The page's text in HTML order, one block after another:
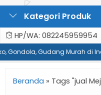
Kategori Produk
HP/WA: 082245959954
Gondola, Gudang Murah di
Beranda » Tags "jual